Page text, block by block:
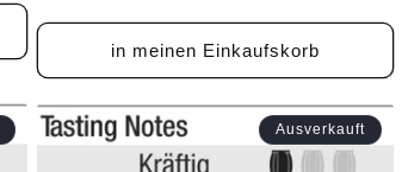
in meinen Einkaufskorb
Ausverkauft